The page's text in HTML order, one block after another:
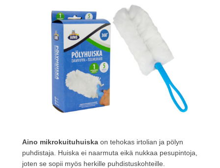
Aino mikrokuituhuiskaon tehokas irtolian ja pölyn
puhdistaja. Huiska ei naarmuta eikä nukkaa pesupintoja,
joten se sopii myös herkille puhdistuskohteille.